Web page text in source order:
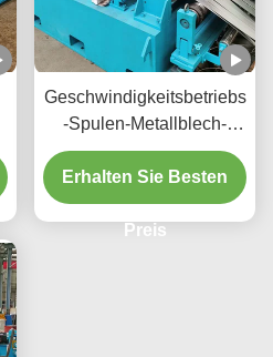
Geschwindigkeitsbetriebs
-Spulen-Metallblech-
Schlitzmaschine für
kaltgewalzte
Kupferstreifen, die mit
200 m/min betrieben
Erhalten Sie Besten
Preis